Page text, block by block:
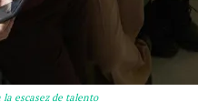
escasez de talento